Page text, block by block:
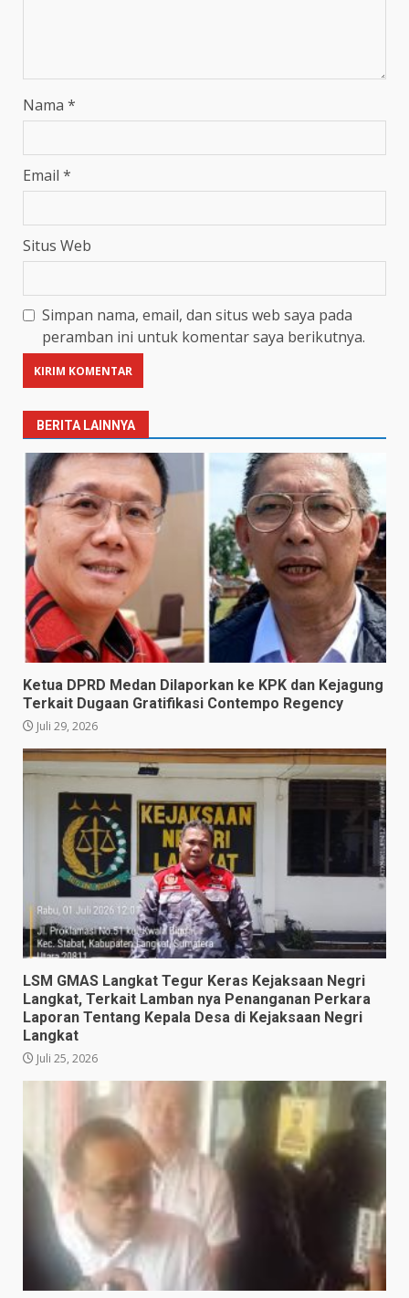
Nama *
Email *
Situs Web
Simpan nama, email, dan situs web saya pada
peramban ini untuk komentar saya berikutnya.
BERITA LAINNYA
Ketua DPRD Medan Dilaporkan ke KPK dan Kejagung
Terkait Dugaan Gratifikasi Contempo Regency
Juli 29, 2026
LSM GMAS Langkat Tegur Keras Kejaksaan Negri
Langkat, Terkait Lamban nya Penanganan Perkara
Laporan Tentang Kepala Desa di Kejaksaan Negri
Langkat
Juli 25, 2026